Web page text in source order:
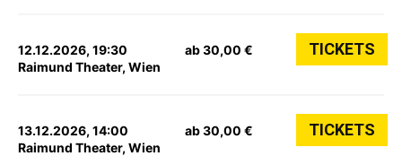
12.12.2026, 19:30
Raimund Theater, Wien
ab 30,00 € TICKETS
13.12.2026, 14:00
Raimund Theater, Wien
ab 30,00 € TICKETS